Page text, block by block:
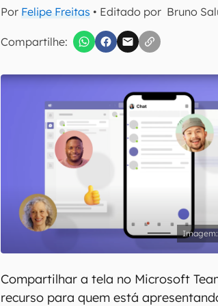
Por Felipe Freitas • Editado por Bruno
Compartilhe:
Compartilhar a tela no Microsoft
recurso para quem está